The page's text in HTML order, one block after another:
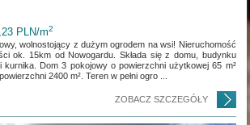
PLN/m2
wolnostojący z dużym ogrodem na wsi! Nieruchomość
ok. 15km od Nowogardu. Składa się z domu, budynku
kurnika. Dom 3 pokojowy o powierzchni użytkowej 65 m²
2400 m². Teren w pełni ogro ...
ZOBACZ SZCZEGÓŁY